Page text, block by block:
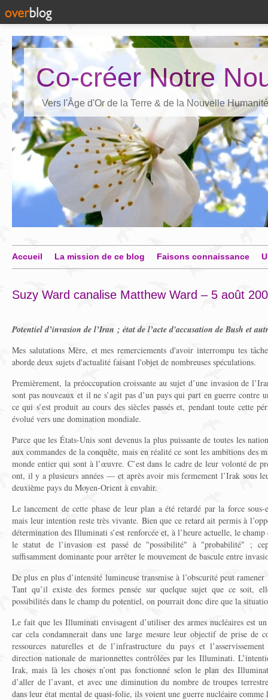
Co-créer Notre
Vers l'Âge d'Or de la Terre & de la Nouvelle Humanité
Accueil La mission de ce blog Faisons connaissance
Suzy Ward canalise Matthew Ward – 5 août
Potentiel d’invasion de l’Iran ; état de l’acte d'accusation de Bush et
Mes salutations Mère, et mes remerciements d'avoir interrompu tes
aborde deux sujets d'actualité faisant l'objet de nombreuses spéculations.
Premièrement, la préoccupation croissante au sujet d’une invasion de
sont pas nouveaux et il ne s’agit pas d’un pays qui part en guerre contre
ce qui s’est produit au cours des siècles passés et, pendant toute cette
évolué vers une domination mondiale.
Parce que les États-Unis sont devenus la plus puissante de toutes les
aux commandes de la conquête, mais en réalité ce sont les ambitions des
monde entier qui sont à l’œuvre. C’est dans le cadre de leur volonté de
ont, il y a plusieurs années — et après avoir mis fermement l’Irak sous
deuxième pays du Moyen-Orient à envahir.
Le lancement de cette phase de leur plan a été retardé par la force sous-
mais leur intention reste très vivante. Bien que ce retard ait permis à
détermination des Illuminati s’est renforcée et, à l’heure actuelle, le
le statut de l’invasion est passé de "possibilité" à "probabilité" ;
suffisamment dominante pour arrêter le mouvement de bascule entre
De plus en plus d’intensité lumineuse transmise à l’obscurité peut
Tant qu’il existe des formes pensée sur quelque sujet que ce soit,
possibilités dans le champ du potentiel, on pourrait donc dire que la
Le fait que les Illuminati envisagent d’utiliser des armes nucléaires est
car cela condamnerait dans une large mesure leur objectif de prise de
ressources naturelles et de l’infrastructure du pays et
direction nationale de marionnettes contrôlées par les Illuminati.
Irak, mais là les choses n’ont pas fonctionné selon le plan des
d’aller de l’avant, et avec une diminution du nombre de troupes
dans leur état mental de quasi-folie, ils voient une guerre nucléaire comme